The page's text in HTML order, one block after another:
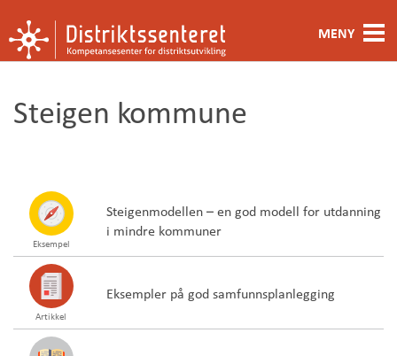
MENY
Metoder og verktøy
Kontakt oss
Om oss
Steigen kommune
Eksempel
Steigenmodellen – en god modell for utdanning
i mindre kommuner
Artikkel
Eksempler på god samfunnsplanlegging